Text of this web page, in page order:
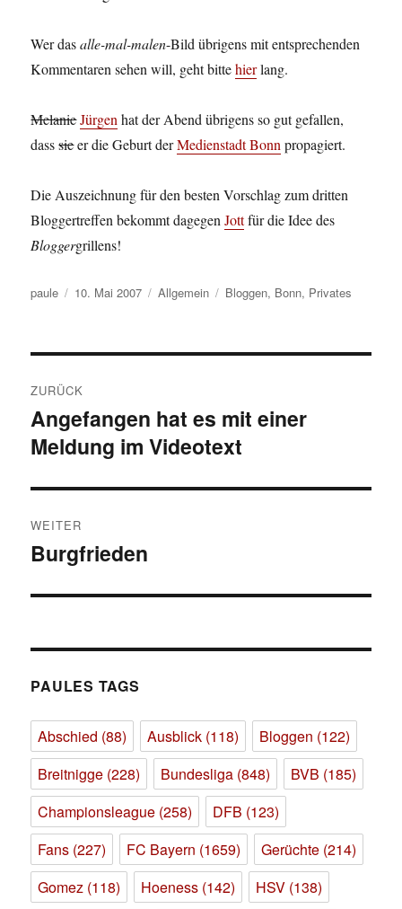
Wer dasalle-mal-malen-Bild übrigens mit entsprechenden
Kommentaren sehen will, geht bittehierlang.
MelanieJürgenhat der Abend übrigens so gut gefallen,
dasssieer die Geburt derMedienstadt Bonnpropagiert.
Die Auszeichnung für den besten Vorschlag zum dritten
Bloggertreffen bekommt dagegenJottfür die Idee des
Bloggergrillens!
Autor
paule
Veröffentlicht
10. Mai 2007 Kategorien
Allgemein Schlagwörter
Bloggen, Bonn, Privates
ZURÜCK
Vorheriger
Beitrag:
Angefangen hat es mit einer
Meldung im Videotext
WEITER
Nächster
Burgfrieden
PAULES TAGS
Abschied (88) Ausblick (118) Bloggen (122)
Breitnigge (228) Bundesliga (848) BVB (185)
Championsleague (258) DFB (123)
Fans (227) FC Bayern (1659) Gerüchte (214)
Gomez (118) Hoeness (142) HSV (138)